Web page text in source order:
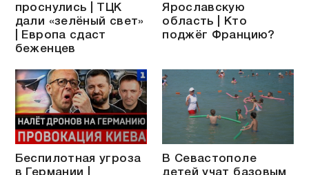
проснулись | ТЦК
дали «зелёный свет»
| Европа сдаст
беженцев
Ярославскую
область | Кто
поджёг Францию?
Беспилотная угроза
в Германии |
В Севастополе
детей учат базовым